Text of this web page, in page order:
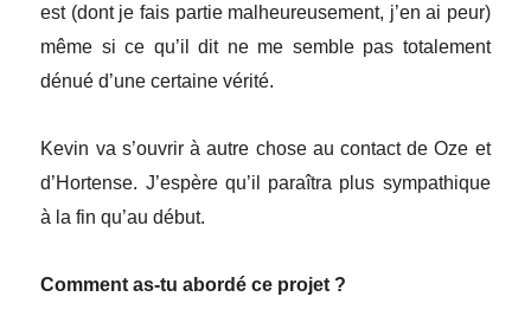
est (dont je fais partie malheureusement, j’en ai peur)
même si ce qu’il dit ne me semble pas totalement
dénué d’une certaine vérité.
Kevin va s’ouvrir à autre chose au contact de Oze et
d’Hortense. J’espère qu’il paraîtra plus sympathique
à la fin qu’au début.
Comment as-tu abordé ce projet ?